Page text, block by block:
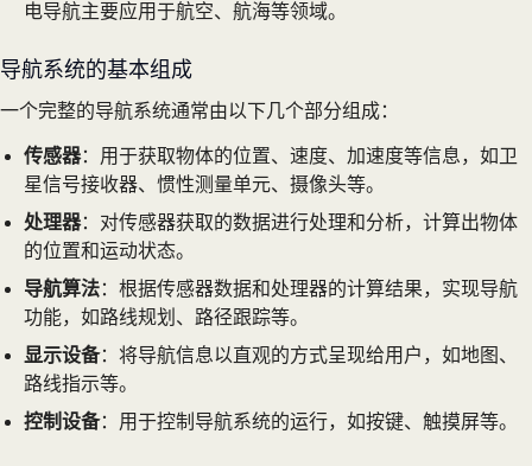
电导航主要应用于航空、航海等领域。
导航系统的基本组成
一个完整的导航系统通常由以下几个部分组成：
传感器：用于获取物体的位置、速度、加速度等信息，如卫
星信号接收器、惯性测量单元、摄像头等。
处理器：对传感器获取的数据进行处理和分析，计算出物体
的位置和运动状态。
导航算法：根据传感器数据和处理器的计算结果，实现导航
功能，如路线规划、路径跟踪等。
显示设备：将导航信息以直观的方式呈现给用户，如地图、
路线指示等。
控制设备：用于控制导航系统的运行，如按键、触摸屏等。